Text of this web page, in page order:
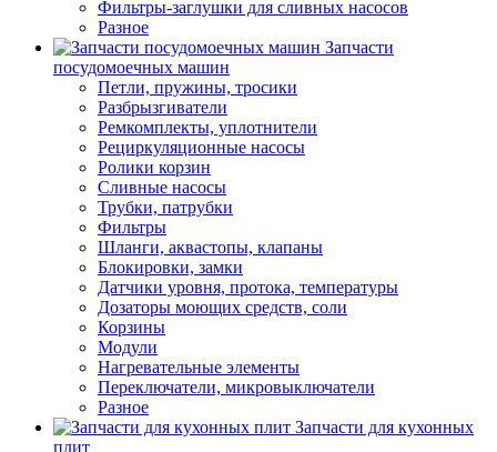
Фильтры-заглушки для сливных насосов
Разное
Запчасти
посудомоечных машин
Петли, пружины, тросики
Разбрызгиватели
Ремкомплекты, уплотнители
Рециркуляционные насосы
Ролики корзин
Сливные насосы
Трубки, патрубки
Фильтры
Шланги, аквастопы, клапаны
Блокировки, замки
Датчики уровня, протока, температуры
Дозаторы моющих средств, соли
Корзины
Модули
Нагревательные элементы
Переключатели, микровыключатели
Разное
Запчасти для кухонных
плит